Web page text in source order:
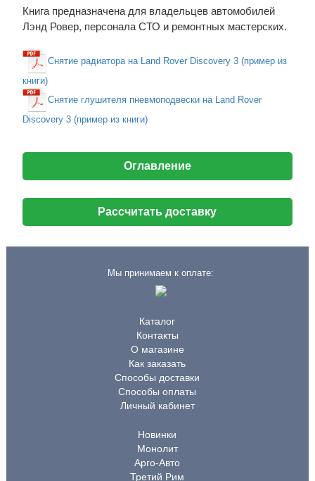
Книга предназначена для владельцев автомобилей
Лэнд Ровер, персонала СТО и ремонтных мастерских.
Снятие радиатора на Land Rover Discovery 3 (пример из
книги)
Снятие глушителя пневмоподвески на Land Rover
Discovery 3 (пример из книги)
Оглавление
Рассчитать доставку
Мы принимаем к оплате:
Каталог
Контакты
О магазине
Как заказать
Способы доставки
Способы оплаты
Личный кабинет
Новинки
Монолит
Арго-Авто
Третий Рим